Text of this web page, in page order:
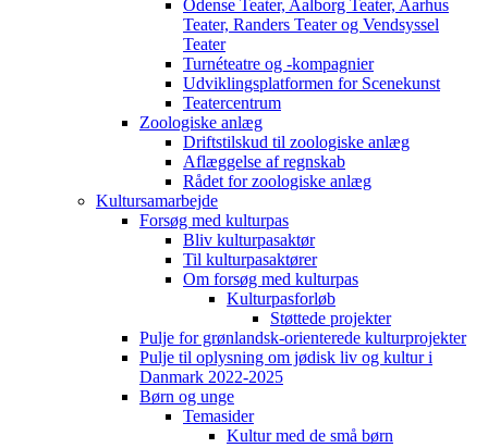
Odense Teater, Aalborg Teater, Aarhus
Teater, Randers Teater og Vendsyssel
Teater
Turnéteatre og -kompagnier
Udviklingsplatformen for Scenekunst
Teatercentrum
Zoologiske anlæg
Driftstilskud til zoologiske anlæg
Aflæggelse af regnskab
Rådet for zoologiske anlæg
Kultursamarbejde
Forsøg med kulturpas
Bliv kulturpasaktør
Til kulturpasaktører
Om forsøg med kulturpas
Kulturpasforløb
Støttede projekter
Pulje for grønlandsk-orienterede kulturprojekter
Pulje til oplysning om jødisk liv og kultur i
Danmark 2022-2025
Børn og unge
Temasider
Kultur med de små børn